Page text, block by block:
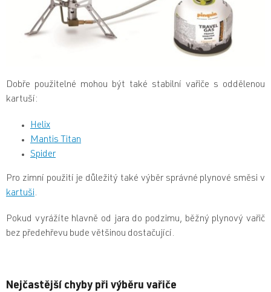
Dobře použitelné mohou být také stabilní vařiče s oddělenou
kartuší:
Helix
Mantis Titan
Spider
Pro zimní použití je důležitý také výběr správné plynové směsi v
kartuši.
Pokud vyrážíte hlavně od jara do podzimu, běžný plynový vařič
bez předehřevu bude většinou dostačující.
Nejčastější chyby při výběru vařiče